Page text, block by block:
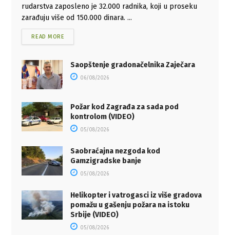
rudarstva zaposleno je 32.000 radnika, koji u proseku
zarađuju više od 150.000 dinara. ...
READ MORE
Saopštenje gradonačelnika Zaječara
06/08/2026
Požar kod Zagrađa za sada pod
kontrolom (VIDEO)
05/08/2026
Saobraćajna nezgoda kod
Gamzigradske banje
05/08/2026
Helikopter i vatrogasci iz više gradova
pomažu u gašenju požara na istoku
Srbije (VIDEO)
05/08/2026